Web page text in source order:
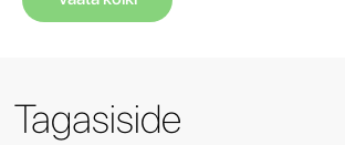
Tagasiside